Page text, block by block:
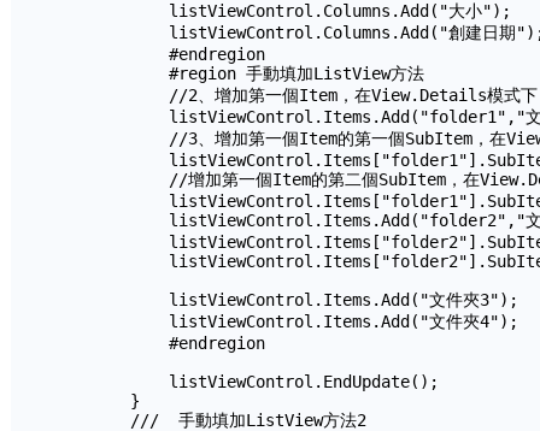
            listViewControl.Columns.Add("大小");
listViewControl.Columns.Add("創建日期
            #endregion
            #region 手動填加ListView方法
//2、增加第一個Item，在View.Details模式下
listViewControl.Items.Add("folder1","
//3、增加第一個Item的第一個SubItem，在
//增加第一個Item的第二個SubItem，在
listViewControl.Items.Add("folder2","
            listViewControl.Items.Add("文件夾3");
            listViewControl.Items.Add("文件夾4");
            #endregion
            listViewControl.EndUpdate();
        }
        ///  手動填加ListView方法2